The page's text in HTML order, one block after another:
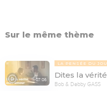
Sur le même thème
07:06
LA PENSÉE DU
Dites la
Bob & Debby GASS